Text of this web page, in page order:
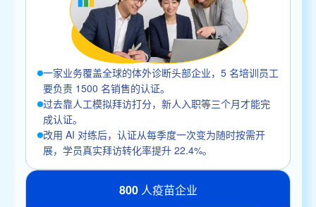
一家业务覆盖全球的体外诊断头部企业，5 名培训员工
要负责 1500 名销售的认证。
过去靠人工模拟拜访打分，新人入职等三个月才能完
成认证。
改用 AI 对练后，认证从每季度一次变为随时按需开
展，学员真实拜访转化率提升 22.4%。
800 人疫苗企业